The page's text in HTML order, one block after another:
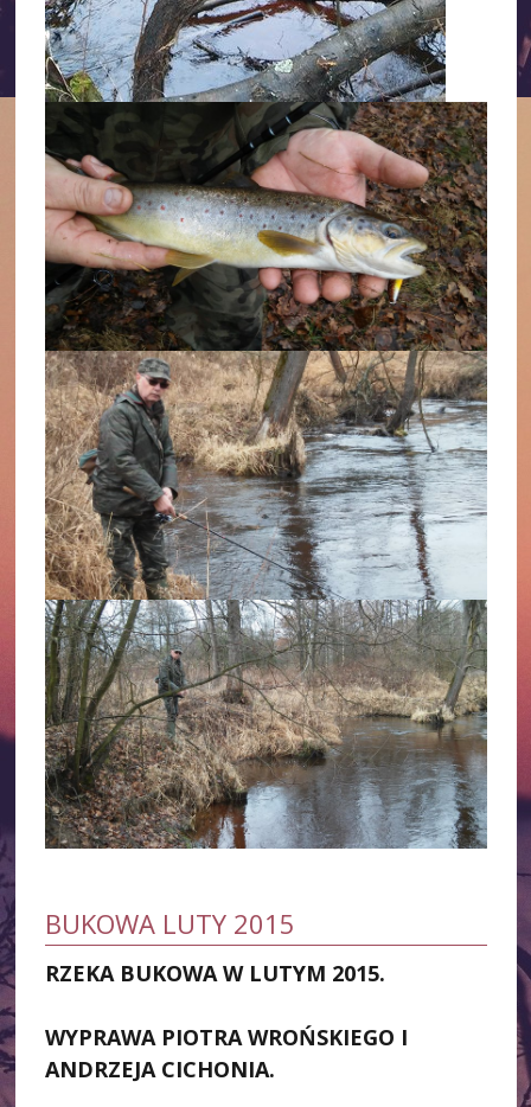
BUKOWA LUTY 2015
RZEKA BUKOWA W LUTYM 2015.
WYPRAWA PIOTRA WROŃSKIEGO I
ANDRZEJA CICHONIA.